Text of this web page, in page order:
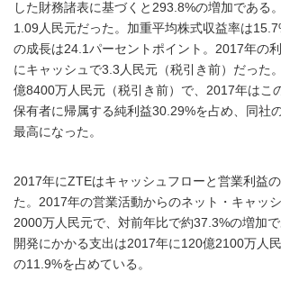
した財務諸表に基づくと293.8%の増加である
1.09人民元だった。加重平均株式収益率は
の成長は24.1パーセントポイント。2017年の
にキャッシュで3.3人民元（税引き前）だった
億8400万人民元（税引き前）で、2017年はこ
保有者に帰属する純利益30.29%を占め、同社
最高になった。
2017年にZTEはキャッシュフローと営業利益
た。2017年の営業活動からのネット・キャッ
2000万人民元で、対前年比で約37.3%の増加
開発にかかる支出は2017年に120億2100万人
の11.9%を占めている。